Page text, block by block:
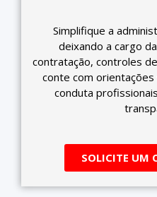
Simplifique a
deixando a cargo
contratação, controles
conte com
conduta
SOLICITE UM